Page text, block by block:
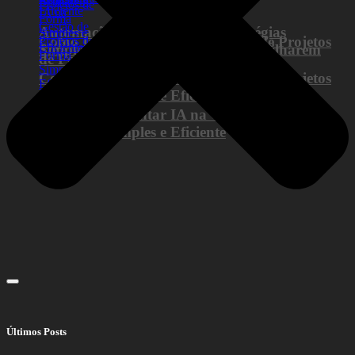
Automação de Marketing: Estratégias
Simples para Pequenos Negócios Brilharem
Como Implementar IA na Gestão de Projetos
de Forma Simples e Eficiente
Como Implementar IA na Gestão de Projetos
de Forma Simples e Eficiente
Como Implementar IA na Gestão de Projetos
de Forma Simples e Eficiente
Últimos Posts